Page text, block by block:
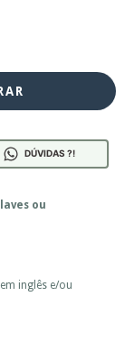
DÚVIDAS ?!
ou
inglês e/ou